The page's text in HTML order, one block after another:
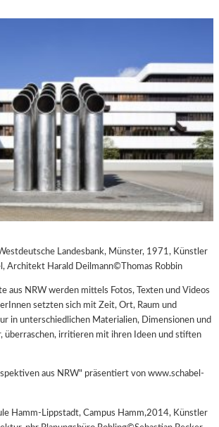
Landesbank, Münster, 1971, Künstler
Architekt Harald Deilmann©Thomas Robbin
aus NRW werden mittels Fotos, Texten und Videos
setzten sich mit Zeit, Ort, Raum und
in unterschiedlichen Materialien, Dimensionen und
überraschen, irritieren mit ihren Ideen und stiften
Hamm-Lippstadt, Campus Hamm,2014, Künstler